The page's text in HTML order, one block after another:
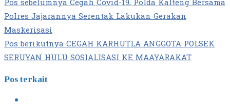
Pos sebelumnyaCegah Covid-19, Polda Kalteng Bersama
Polres Jajarannya Serentak Lakukan Gerakan
Maskerisasi
Pos berikutnyaCEGAH KARHUTLA ANGGOTA POLSEK
SERUYAN HULU SOSIALISASI KE MAAYARAKAT
Pos terkait